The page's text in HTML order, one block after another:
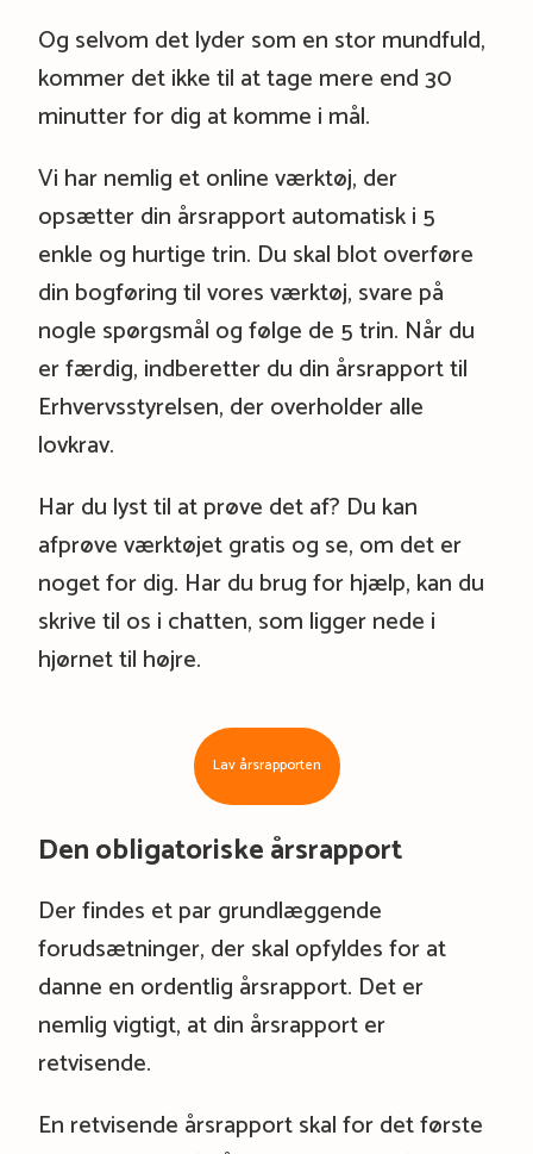
Og selvom det lyder som en stor mundfuld,
kommer det ikke til at tage mere end 30
minutter for dig at komme i mål.
Vi har nemlig et online værktøj, der
opsætter din årsrapport automatisk i 5
enkle og hurtige trin. Du skal blot overføre
din bogføring til vores værktøj, svare på
nogle spørgsmål og følge de 5 trin. Når du
er færdig, indberetter du din årsrapport til
Erhvervsstyrelsen, der overholder alle
lovkrav.
Har du lyst til at prøve det af? Du kan
afprøve værktøjet gratis og se, om det er
noget for dig. Har du brug for hjælp, kan du
skrive til os i chatten, som ligger nede i
hjørnet til højre.
Lav årsrapporten
Den obligatoriske årsrapport
Der findes et par grundlæggende
forudsætninger, der skal opfyldes for at
danne en ordentlig årsrapport. Det er
nemlig vigtigt, at din årsrapport er
retvisende.
En retvisende årsrapport skal for det første